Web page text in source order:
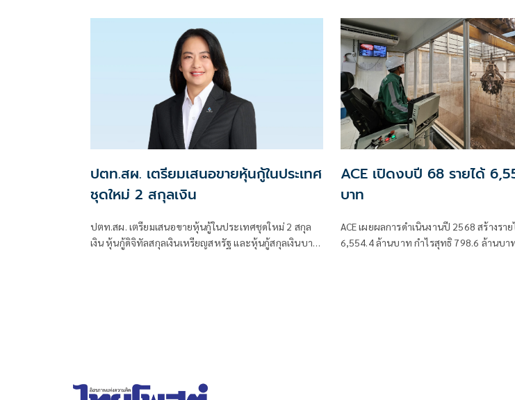
จากทริสเรทติ้ง
ปตท.สผ. เตรียมเสนอขายหุ้นกู้ในประเทศ
ชุดใหม่ 2 สกุลเงิน
ปตท.สผ. เตรียมเสนอขายหุ้นกู้ในประเทศชุดใหม่ 2 สกุล
เงิน หุ้นกู้ดิจิทัลสกุลเงินเหรียญสหรัฐ และหุ้นกู้สกุลเงินบาท
ACE เปิดงบปี 68 รายได้
บาท
ACE เผยผลการดำเนินงานปี 2568 สร้างราย
6,554.4 ล้านบาท กำไรสุทธิ 798.6 ล้านบาท